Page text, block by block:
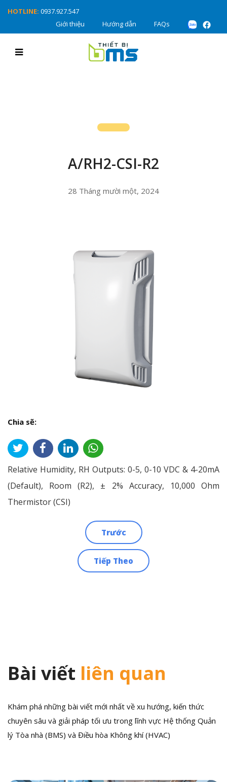
HOTLINE: 0937.927.547
Giới thiệu
Hướng dẫn FAQs
A/RH2-CSI-R2
28 Tháng mười một, 2024
Chia sẽ:
Relative Humidity, RH Outputs: 0-5, 0-10 VDC & 4-20mA
(Default), Room (R2), ± 2% Accuracy, 10,000 Ohm
Thermistor (CSI)
Trước
Tiếp Theo
Bài viết liên quan
Khám phá những bài viết mới nhất về xu hướng, kiến thức
chuyên sâu và giải pháp tối ưu trong lĩnh vực Hệ thống Quản
lý Tòa nhà (BMS) và Điều hòa Không khí (HVAC)